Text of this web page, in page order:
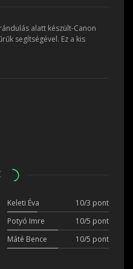
alatt készült-Canon
segítségével. Ez a kis
Keleti Éva
10/3 pont
Potyó Imre
10/5 pont
Máté Bence
10/5 pont